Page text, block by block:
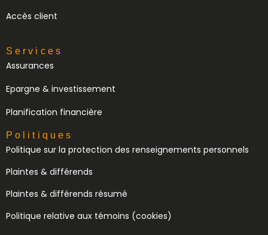
Accès client
Services
Assurances
Epargne & investissement
Planification financière
Politiques
Politique sur la protection des renseignements personnels
Plaintes & différends
Plaintes & différends résumé
Politique relative aux témoins (cookies)